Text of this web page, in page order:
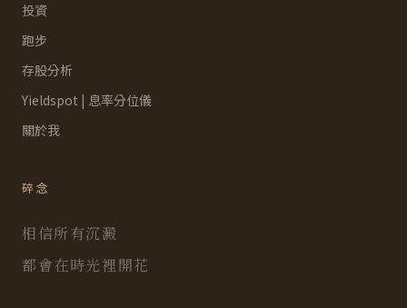
投資
跑步
存股分析
Yieldspot | 息率分位儀
關於我
碎念
相信所有沉澱
都會在時光裡開花